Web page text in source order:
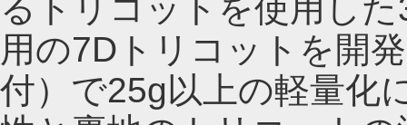
るトリコットを使用し
用の7Dトリコットを開
付）で25g以上の軽量化